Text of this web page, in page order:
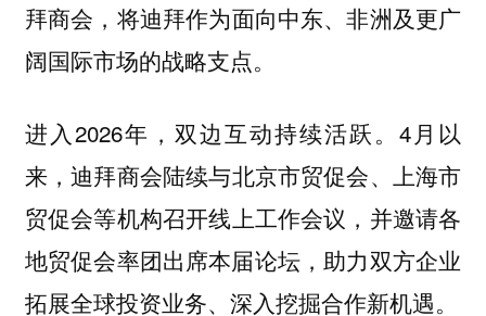
拜商会 ，将迪拜作为面向中东、非洲及更广
阔国际市场的战略支点。
进入2026年，双边互动持续活跃。4月以
来，迪拜商会陆续与北京市贸促会、上海市
贸促会等机构召开线上工作会议，并邀请各
地贸促会率团出席本届论坛，助力双方企业
拓展全球投资业务、深入挖掘合作新机遇。